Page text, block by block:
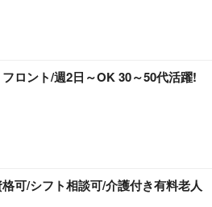
ロント/週2日～OK 30～50代活躍!
可/シフト相談可/介護付き有料老人